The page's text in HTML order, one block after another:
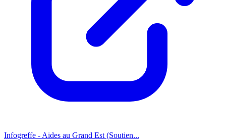
Infogreffe - Aides au Grand Est (Soutien...